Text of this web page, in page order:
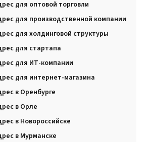
для оптовой торговли
для производственной компании
для холдинговой структуры
для стартапа
для ИТ-компании
для интернет-магазина
в Оренбурге
в Орле
в Новороссийске
в Мурманске